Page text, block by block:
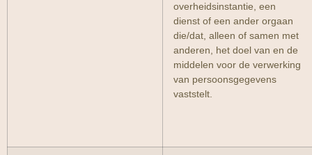
overheidsinstantie, een
dienst of een ander orgaan
die/dat, alleen of samen met
anderen, het doel van en de
middelen voor de verwerking
van persoonsgegevens
vaststelt.